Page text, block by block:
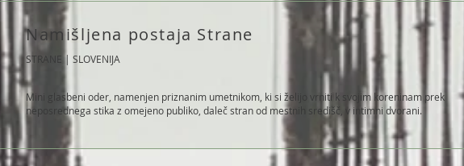
Namišljena postaja Strane
STRANE | SLOVENIJA
Mini glasbeni oder, namenjen priznanim umetnikom, ki si želijo vrniti k svojim koreninam prek
neposrednega stika z omejeno publiko, daleč stran od mestnih središč, v intimni dvorani.